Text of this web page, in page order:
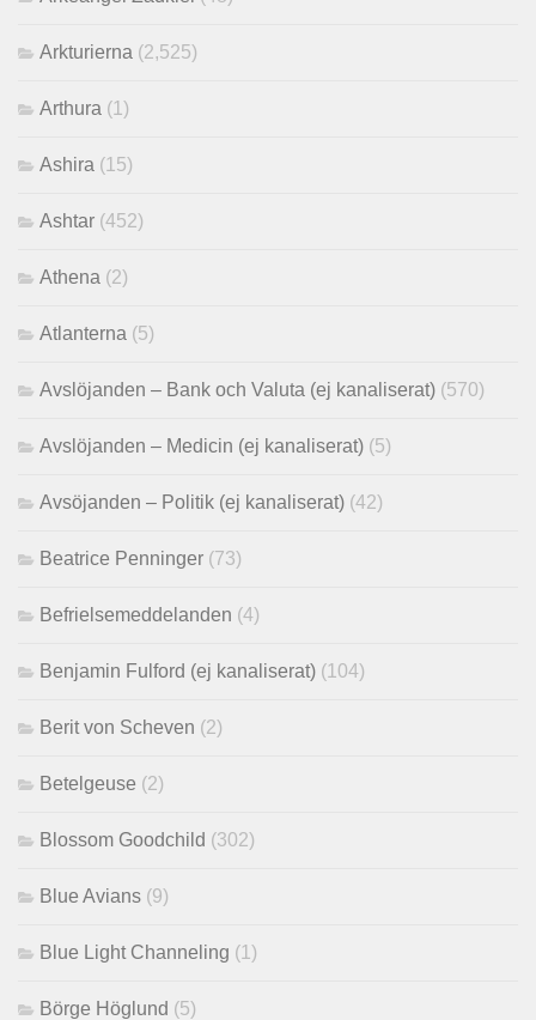
Arkturierna (2,525)
Arthura (1)
Ashira (15)
Ashtar (452)
Athena (2)
Atlanterna (5)
Avslöjanden – Bank och Valuta (ej kanaliserat) (570)
Avslöjanden – Medicin (ej kanaliserat) (5)
Avsöjanden – Politik (ej kanaliserat) (42)
Beatrice Penninger (73)
Befrielsemeddelanden (4)
Benjamin Fulford (ej kanaliserat) (104)
Berit von Scheven (2)
Betelgeuse (2)
Blossom Goodchild (302)
Blue Avians (9)
Blue Light Channeling (1)
Börge Höglund (5)